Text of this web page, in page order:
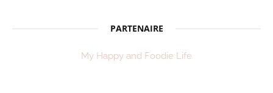
PARTENAIRE
My Happy and Foodie Life